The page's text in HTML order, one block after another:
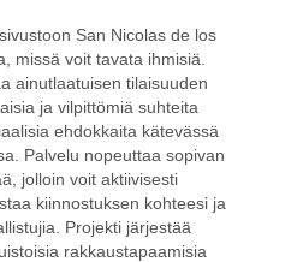
San Nicolas de los
missä voit tavata ihmisiä.
ainutlaatuisen tilaisuuden
ja vilpittömiä suhteita
ehdokkaita kätevässä
Palvelu nopeuttaa sopivan
jolloin voit aktiivisesti
kiinnostuksen kohteesi ja
Projekti järjestää
rakkaustapaamisia